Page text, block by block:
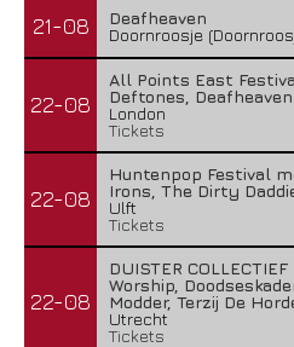
21-08
Deafheaven
Doornroosje
22-08
All Points East
Deftones, Deafheaven
London
Tickets
22-08
Huntenpop Festival
Irons, The Dirty
Ulft
Tickets
22-08
DUISTER
Worship,
Modder, Terzij De
Utrecht
Tickets